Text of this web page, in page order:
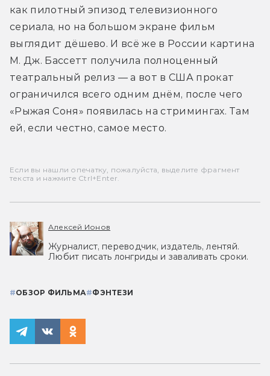
как пилотный эпизод телевизионного
сериала, но на большом экране фильм
выглядит дёшево. И всё же в России картина
М. Дж. Бассетт получила полноценный
театральный релиз — а вот в США прокат
ограничился всего одним днём, после чего
«Рыжая Соня» появилась на стримингах. Там
ей, если честно, самое место.
Если вы нашли опечатку, пожалуйста, выделите фрагмент
текста и нажмите Ctrl+Enter.
Алексей Ионов
Журналист, переводчик, издатель, лентяй.
Любит писать лонгриды и заваливать сроки.
#ОБЗОР ФИЛЬМА#ФЭНТЕЗИ